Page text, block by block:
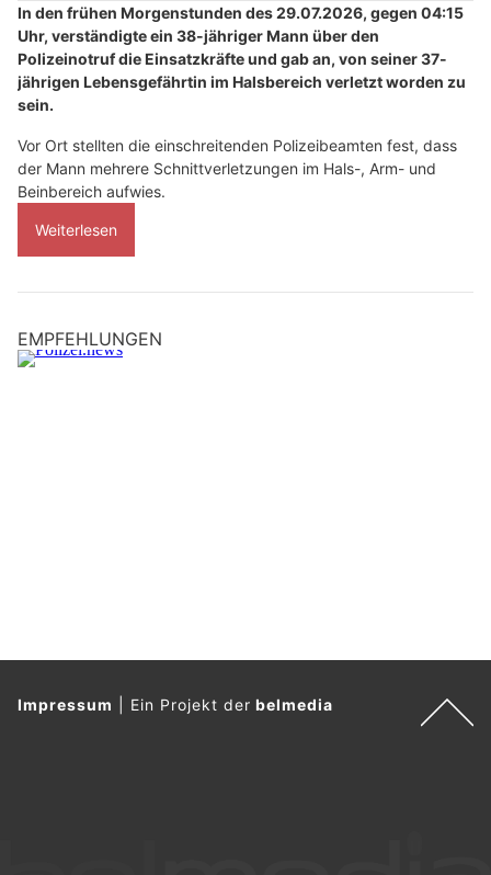
In den frühen Morgenstunden des 29.07.2026, gegen 04:15
Uhr, verständigte ein 38-jähriger Mann über den
Polizeinotruf die Einsatzkräfte und gab an, von seiner 37-
jährigen Lebensgefährtin im Halsbereich verletzt worden zu
sein.
Vor Ort stellten die einschreitenden Polizeibeamten fest, dass
der Mann mehrere Schnittverletzungen im Hals-, Arm- und
Beinbereich aufwies.
Weiterlesen
EMPFEHLUNGEN
Impressum Ein Projekt derbelmedia